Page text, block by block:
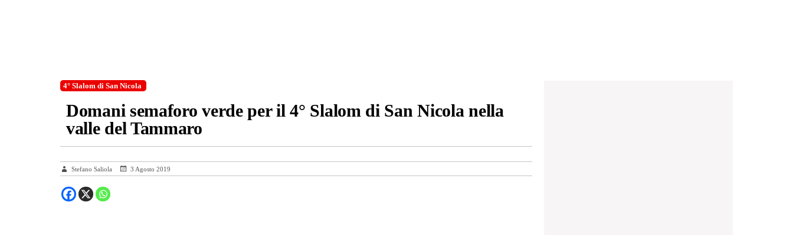
4° Slalom di San Nicola
Domani semaforo verde per il 4° Slalom di San Nicola nella
valle del Tammaro
Stefano Saliola 3 Agosto 2019